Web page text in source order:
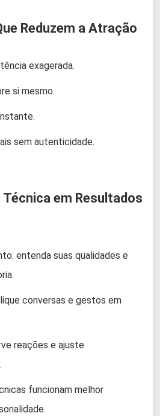
Reduzem a Atração
exagerada.
si mesmo.
sem autenticidade.
em Resultados
entenda suas qualidades e
conversas e gestos em
reações e ajuste
funcionam melhor